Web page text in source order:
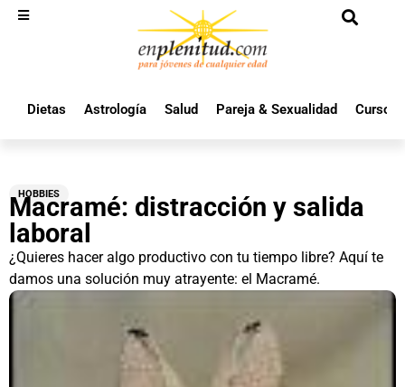
Dietas Astrología Salud Pareja & Sexualidad Cursos
HOBBIES
Macramé: distracción y salida
laboral
¿Quieres hacer algo productivo con tu tiempo libre? Aquí te
damos una solución muy atrayente: el Macramé.